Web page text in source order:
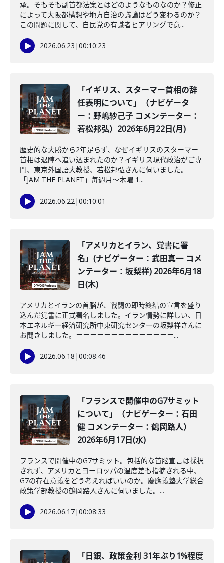
承。そもそも副首都法案とはどのようなものなのか？修正
によって大阪都構想や地方自治の議論はどう変わるのか？
この問題に関して、自民党の有識者ヒアリングで意...
2026.06.23 |00:10:23
「イギリス、スターマー首相の辞
任表明について」（ナビゲータ
ー：野嶋紗己子 コメンテーター：
若松邦弘）2026年6月22日(月)
歴史的な大勝から2年足らず、なぜイギリスのスターマー
首相は退陣へ追い込まれたのか？イギリス現代政治がご専
門、東京外国語大教授、若松邦弘さんに伺いました。
「JAM THE PLANET」毎週月～木曜 1...
2026.06.22|00:10:01
「アメリカとイラン、覚書に署
名」(ナビゲーター：武田真一 コメ
ンテーター：坂梨祥) 2026年6月18
日(木)
アメリカとイランの首脳が、戦闘の即時終結の宣言を盛り
込んだ覚書に正式署名しました。イラン情勢に詳しい、日
本エネルギー経済研究所中東研究センターの坂梨祥さんに
お聞きしました。＝＝＝＝＝＝＝＝＝＝＝＝＝＝...
2026.06.18 |00:08:46
「フランスで開催中のG7サミット
について」（ナビゲーター：石田
健 コメンテーター：鶴岡路人）
2026年6月17日(水)
フランスで開催中のG7サミット。包括的な首脳宣言は採択
されず、アメリカとヨーロッパの温度差も指摘される中、
G7の存在意義をどう考えればいいのか。慶應義塾大学総合
政策学部教授の鶴岡路人さんに伺いました。...
2026.06.17|00:08:33
「日銀、政策金利 31年ぶり1%程度